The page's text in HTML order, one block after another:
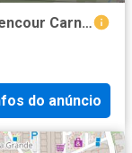
Arrendo apartamento rua Anibal Betencour Carnaxide
do anúncio